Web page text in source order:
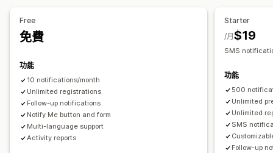
付款選項
部分付款
Free
免費
功能
10 notifications/month
Unlimited registrations
Follow-up notifications
Notify Me button and form
Multi-language support
Activity reports
Starter
$19
/月
SMS
功能
500
Unlimited
Unlimited
SMS
Follow-up